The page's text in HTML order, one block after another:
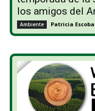
los amigos del
Ambiente Patricia